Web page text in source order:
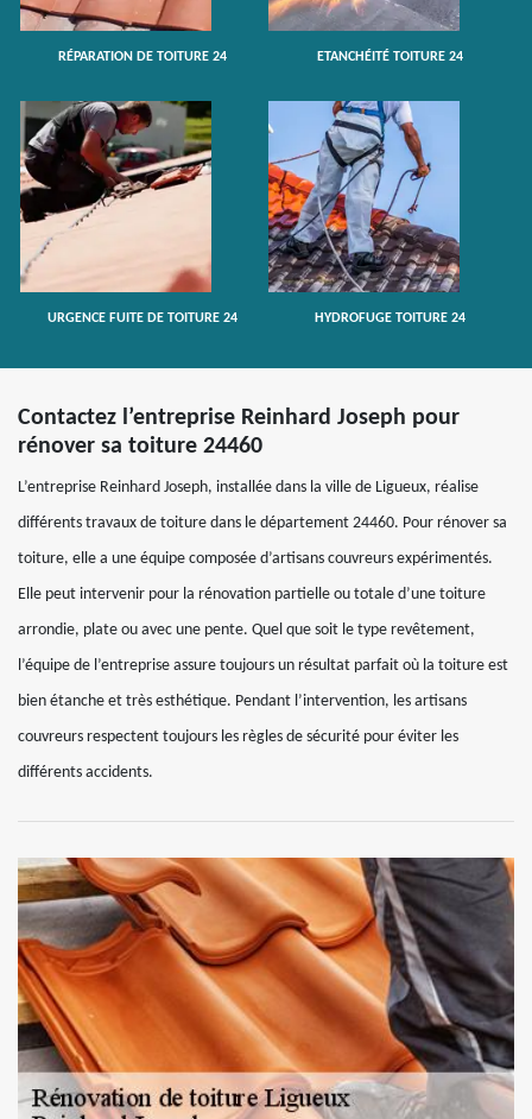
RÉPARATION DE TOITURE 24 ETANCHÉITÉ TOITURE 24
URGENCE FUITE DE TOITURE 24 HYDROFUGE TOITURE 24
Contactez l’entreprise Reinhard Joseph pour
rénover sa toiture 24460
L’entreprise Reinhard Joseph, installée dans la ville de Ligueux, réalise
différents travaux de toiture dans le département 24460. Pour rénover sa
toiture, elle a une équipe composée d’artisans couvreurs expérimentés.
Elle peut intervenir pour la rénovation partielle ou totale d’une toiture
arrondie, plate ou avec une pente. Quel que soit le type revêtement,
l’équipe de l’entreprise assure toujours un résultat parfait où la toiture est
bien étanche et très esthétique. Pendant l’intervention, les artisans
couvreurs respectent toujours les règles de sécurité pour éviter les
différents accidents.